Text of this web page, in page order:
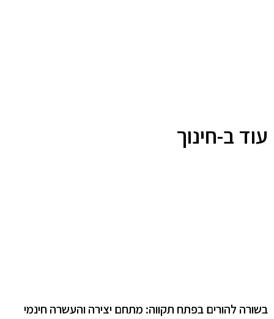
עוד ב-חינוך
בשורה להורים בפתח תקווה: מתחם יצירה והעשרה חינמי